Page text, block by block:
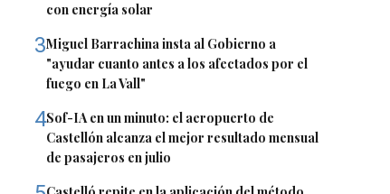
con energía solar
3Miguel Barrachina insta al Gobierno a
"ayudar cuanto antes a los afectados por el
fuego en La Vall"
4Sof-IA en un minuto: el aeropuerto de
Castellón alcanza el mejor resultado mensual
de pasajeros en julio